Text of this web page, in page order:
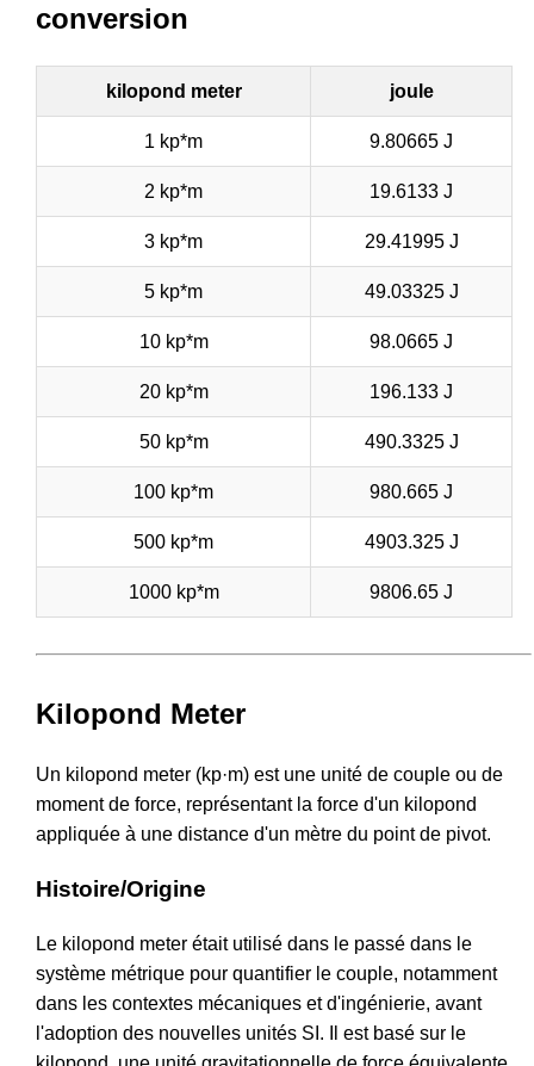
conversion
kilopond meter joule
1 kp*m 9.80665 J
2 kp*m 19.6133 J
3 kp*m 29.41995 J
5 kp*m 49.03325 J
10 kp*m 98.0665 J
20 kp*m 196.133 J
50 kp*m 490.3325 J
100 kp*m 980.665 J
500 kp*m 4903.325 J
1000 kp*m 9806.65 J
Kilopond Meter
Un kilopond meter (kp·m) est une unité de couple ou de
moment de force, représentant la force d'un kilopond
appliquée à une distance d'un mètre du point de pivot.
Histoire/Origine
Le kilopond meter était utilisé dans le passé dans le
système métrique pour quantifier le couple, notamment
dans les contextes mécaniques et d'ingénierie, avant
l'adoption des nouvelles unités SI. Il est basé sur le